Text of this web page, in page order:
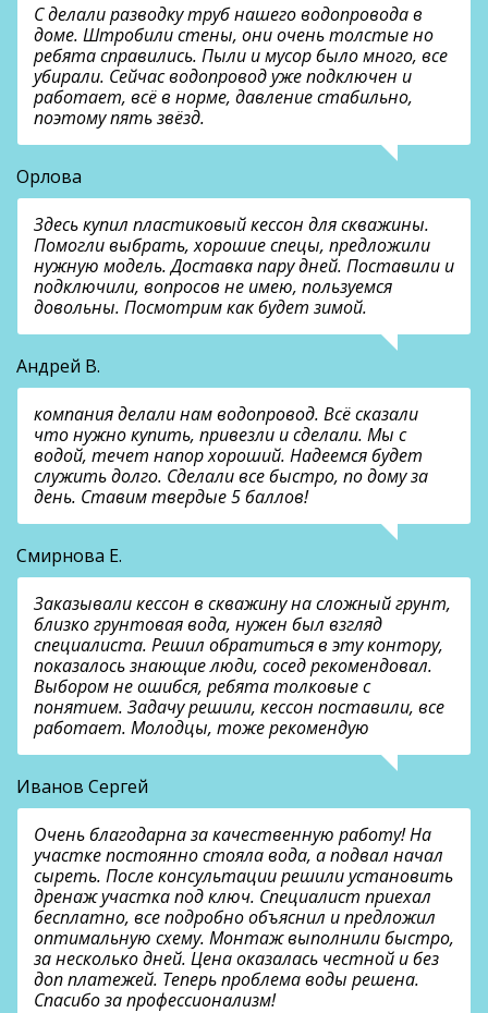
С делали разводку труб нашего водопровода в
доме. Штробили стены, они очень толстые но
ребята справились. Пыли и мусор было много, все
убирали. Сейчас водопровод уже подключен и
работает, всё в норме, давление стабильно,
поэтому пять звёзд.
Орлова
Здесь купил пластиковый кессон для скважины.
Помогли выбрать, хорошие спецы, предложили
нужную модель. Доставка пару дней. Поставили и
подключили, вопросов не имею, пользуемся
довольны. Посмотрим как будет зимой.
Андрей В.
компания делали нам водопровод. Всё сказали
что нужно купить, привезли и сделали. Мы с
водой, течет напор хороший. Надеемся будет
служить долго. Сделали все быстро, по дому за
день. Ставим твердые 5 баллов!
Смирнова Е.
Заказывали кессон в скважину на сложный грунт,
близко грунтовая вода, нужен был взгляд
специалиста. Решил обратиться в эту контору,
показалось знающие люди, сосед рекомендовал.
Выбором не ошибся, ребята толковые с
понятием. Задачу решили, кессон поставили, все
работает. Молодцы, тоже рекомендую
Иванов Сергей
Очень благодарна за качественную работу! На
участке постоянно стояла вода, а подвал начал
сыреть. После консультации решили установить
дренаж участка под ключ. Специалист приехал
бесплатно, все подробно объяснил и предложил
оптимальную схему. Монтаж выполнили быстро,
за несколько дней. Цена оказалась честной и без
доп платежей. Теперь проблема воды решена.
Спасибо за профессионализм!